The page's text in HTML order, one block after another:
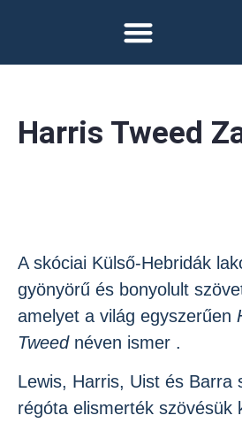
Harris Tweed
A skóciai Külső-Hebridák
gyönyörű és bonyolult
amelyet a világ egyszerűen
Tweednéven ismer .
Lewis, Harris, Uist és Barra
régóta elismerték szövésük